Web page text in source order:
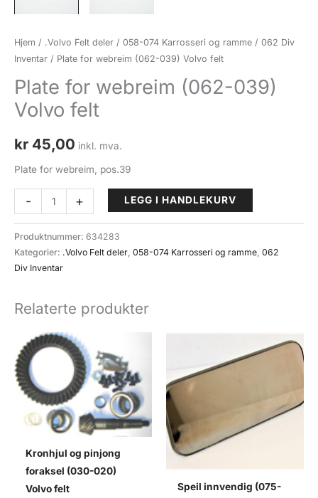
Hjem / .Volvo Felt deler / 058-074 Karrosseri og ramme / 062 Div
Inventar / Plate for webreim (062-039) Volvo felt
Plate for webreim (062-039)
Volvo felt
kr 45,00 inkl. mva.
Plate for webreim, pos.39
-
for
webreim
(062-
039)
felt
+ LEGG I HANDLEKURV
Produktnummer: 634283
Kategorier: .Volvo Felt deler 058-074 Karrosseri og ramme 062
Div Inventar
Relaterte produkter
Kronhjul og pinjong
foraksel (030-020)
Volvo felt
Speil innvendig (075-